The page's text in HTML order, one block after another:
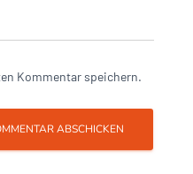
Kommentar speichern.